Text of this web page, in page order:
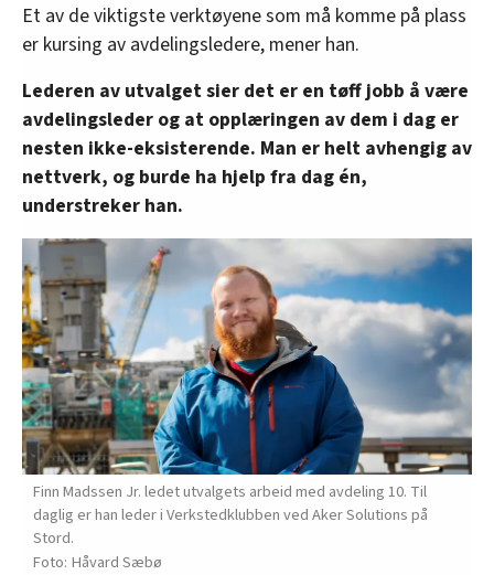
Et av de viktigste verktøyene som må komme på plass
er kursing av avdelingsledere, mener han.
Lederen av utvalget sier det er en tøff jobb å være
avdelingsleder og at opplæringen av dem i dag er
nesten ikke-eksisterende. Man er helt avhengig av
nettverk, og burde ha hjelp fra dag én,
understreker han.
Finn Madssen Jr. ledet utvalgets arbeid med avdeling 10. Til
daglig er han leder i Verkstedklubben ved Aker Solutions på
Stord.
Håvard Sæbø